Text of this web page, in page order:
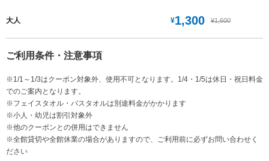
大人 ¥1,300 ¥1,600
ご利用条件・注意事項
※1/1～1/3はクーポン対象外、使用不可となります。1/4・1/5は休日・祝日料金
でのご案内となります。
※フェイスタオル・バスタオルは別途料金がかかります
※小人・幼児は割引対象外
※他のクーポンとの併用はできません
※全館貸切や全館休業の場合がありますので、ご利用前に必ずお問い合わせく
ださい